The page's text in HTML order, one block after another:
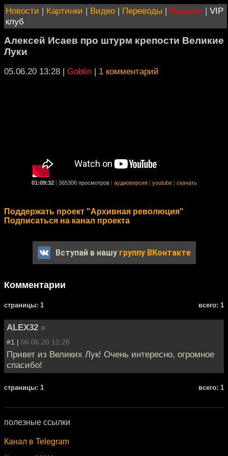
Новости | Картинки | Видео | Переводы | Магазин | VIP
клуб
Алексей Исаев про штурм крепости Великие
Луки
05.06.20 13:28 | Goblin | 1 комментарий
01:09:32 365306 просмотров аудиоверсия youtube скачать
Поддержать проект "Архивная революция"
Подписаться на канал проекта
Вступай в нашу группу ВКонтакте
Комментарии
cтраницы: 1 всего: 1
ALEX32 »
#1 | 06.06.20 12:28
Привет из Великих Лук! Очень интересно, огромное
спасибо!
cтраницы: 1 всего: 1
полезные ссылки
Канал в Telegram